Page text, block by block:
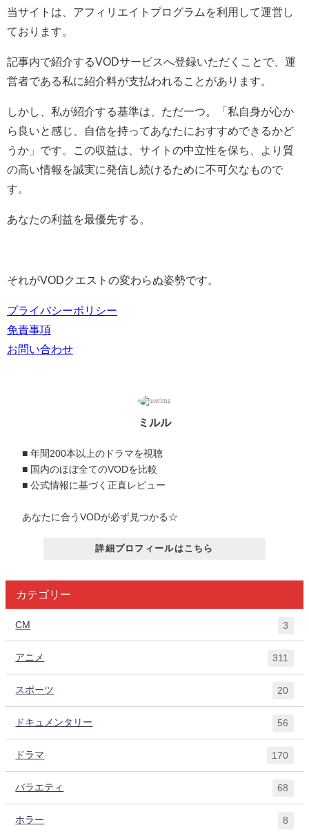
当サイトは、アフィリエイトプログラムを利用して運営し
ております。
記事内で紹介するVODサービスへ登録いただくことで、運
営者である私に紹介料が支払われることがあります。
しかし、私が紹介する基準は、ただ一つ。「私自身が心か
ら良いと感じ、自信を持ってあなたにおすすめできるかど
うか」です。この収益は、サイトの中立性を保ち、より質
の高い情報を誠実に発信し続けるために不可欠なもので
す。
あなたの利益を最優先する。
それがVODクエストの変わらぬ姿勢です。
プライバシーポリシー
免責事項
お問い合わせ
ミルル
■ 年間200本以上のドラマを視聴
■ 国内のほぼ全てのVODを比較
■ 公式情報に基づく正直レビュー
あなたに合うVODが必ず見つかる☆
詳細プロフィールはこちら
カテゴリー
CM 3
アニメ 311
スポーツ 20
ドキュメンタリー 56
ドラマ 170
バラエティ 68
ホラー 8